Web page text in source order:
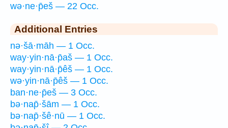
wə·ne·p̄eš — 22 Occ.
Additional Entries
nə·šā·māh — 1 Occ.
way·yin·nā·p̄aš — 1 Occ.
way·yin·nā·p̄êš — 1 Occ.
wə·yin·nā·p̄êš — 1 Occ.
ban·ne·p̄eš — 3 Occ.
bə·nap̄·šām — 1 Occ.
bə·nap̄·šê·nū — 1 Occ.